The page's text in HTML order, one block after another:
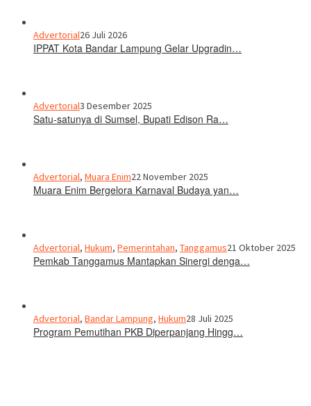
Advertorial26 Juli 2026
IPPAT Kota Bandar Lampung Gelar Upgradin…
Advertorial3 Desember 2025
Satu-satunya di Sumsel, Bupati Edison Ra…
Advertorial, Muara Enim22 November 2025
Muara Enim Bergelora Karnaval Budaya yan…
Advertorial, Hukum, Pemerintahan, Tanggamus21 Oktober 2025
Pemkab Tanggamus Mantapkan Sinergi denga…
Advertorial, Bandar Lampung, Hukum28 Juli 2025
Program Pemutihan PKB Diperpanjang Hingg…